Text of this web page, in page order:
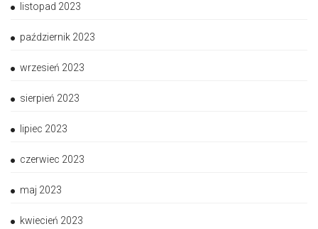
listopad 2023
październik 2023
wrzesień 2023
sierpień 2023
lipiec 2023
czerwiec 2023
maj 2023
kwiecień 2023